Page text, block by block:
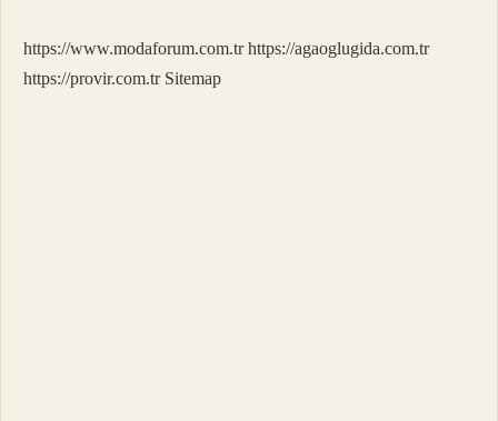
https://www.modaforum.com.tr https://agaoglugida.com.tr
https://provir.com.tr Sitemap